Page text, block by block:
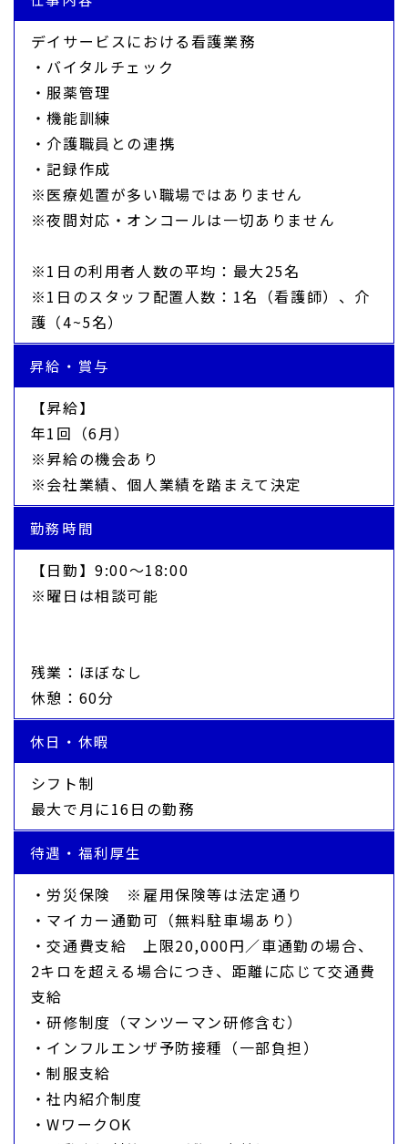
デイサービスにおける看護業務
・バイタルチェック
・服薬管理
・機能訓練
・介護職員との連携
・記録作成
※医療処置が多い職場ではありません
※夜間対応・オンコールは一切ありません
※1日の利用者人数の平均：最大25名
※1日のスタッフ配置人数：1名（看護師）、介
護（4~5名）
昇給・賞与
【昇給】
年1回（6月）
※昇給の機会あり
※会社業績、個人業績を踏まえて決定
勤務時間
【日勤】9:00～18:00
※曜日は相談可能
残業：ほぼなし
休憩：60分
休日・休暇
シフト制
最大で月に16日の勤務
待遇・福利厚生
・労災保険 ※雇用保険等は法定通り
・マイカー通勤可（無料駐車場あり）
・交通費支給 上限20,000円／車通勤の場合、
2キロを超える場合につき、距離に応じて交通費
支給
・研修制度（マンツーマン研修含む）
・インフルエンザ予防接種（一部負担）
・制服支給
・社内紹介制度
・WワークOK